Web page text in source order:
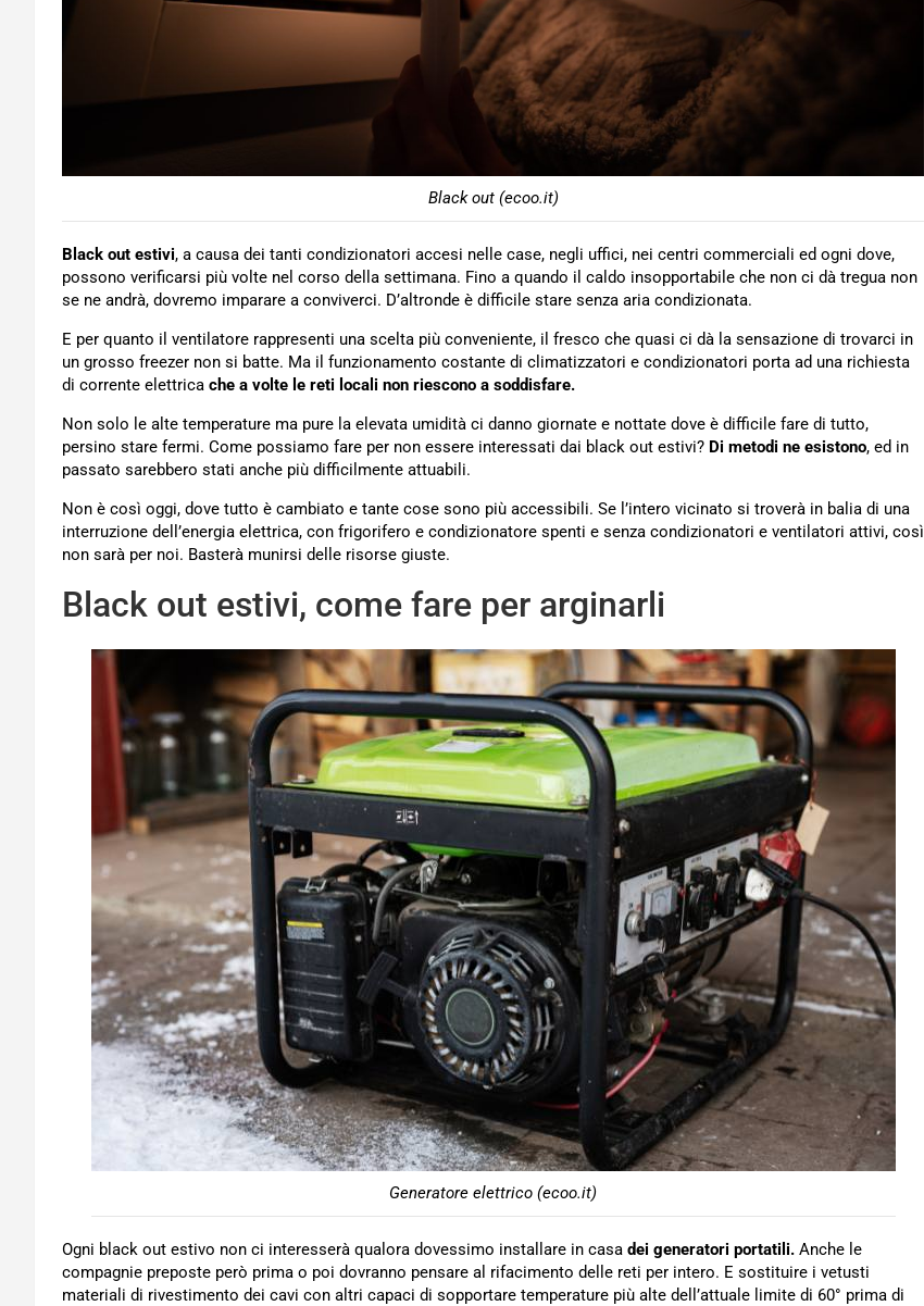
Black out (ecoo.it)
Black out estivi, a causa dei tanti condizionatori accesi nelle case, negli uffici, nei centri commerciali ed ogni dove,
possono verificarsi più volte nel corso della settimana. Fino a quando il caldo insopportabile che non ci dà tregua non
se ne andrà, dovremo imparare a conviverci. D’altronde è difficile stare senza aria condizionata.
E per quanto il ventilatore rappresenti una scelta più conveniente, il fresco che quasi ci dà la sensazione di trovarci in
un grosso freezer non si batte. Ma il funzionamento costante di climatizzatori e condizionatori porta ad una richiesta
di corrente elettrica che a volte le reti locali non riescono a soddisfare.
Non solo le alte temperature ma pure la elevata umidità ci danno giornate e nottate dove è difficile fare di tutto,
persino stare fermi. Come possiamo fare per non essere interessati dai black out estivi? Di metodi ne esistono, ed in
passato sarebbero stati anche più difficilmente attuabili.
Non è così oggi, dove tutto è cambiato e tante cose sono più accessibili. Se l’intero vicinato si troverà in balia di una
interruzione dell’energia elettrica, con frigorifero e condizionatore spenti e senza condizionatori e ventilatori attivi, così
non sarà per noi. Basterà munirsi delle risorse giuste.
Black out estivi, come fare per arginarli
Generatore elettrico (ecoo.it)
Ogni black out estivo non ci interesserà qualora dovessimo installare in casa dei generatori portatili. Anche le
compagnie preposte però prima o poi dovranno pensare al rifacimento delle reti per intero. E sostituire i vetusti
materiali di rivestimento dei cavi con altri capaci di sopportare temperature più alte dell’attuale limite di 60° prima di